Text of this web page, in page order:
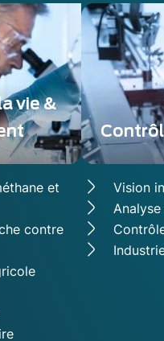
vie &
et
contre
Vision